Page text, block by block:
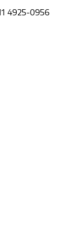
4925-0956